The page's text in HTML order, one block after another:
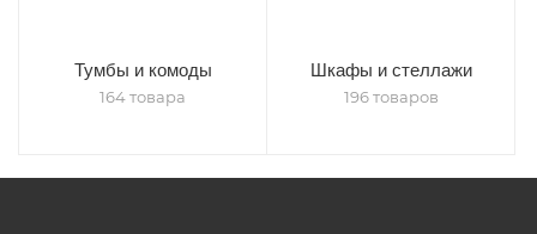
Тумбы и комоды
164 товара
Шкафы и стеллажи
196 товаров